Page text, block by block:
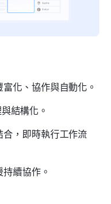
化、協作與自動化。
結構化。
，即時執行工作流
續協作。